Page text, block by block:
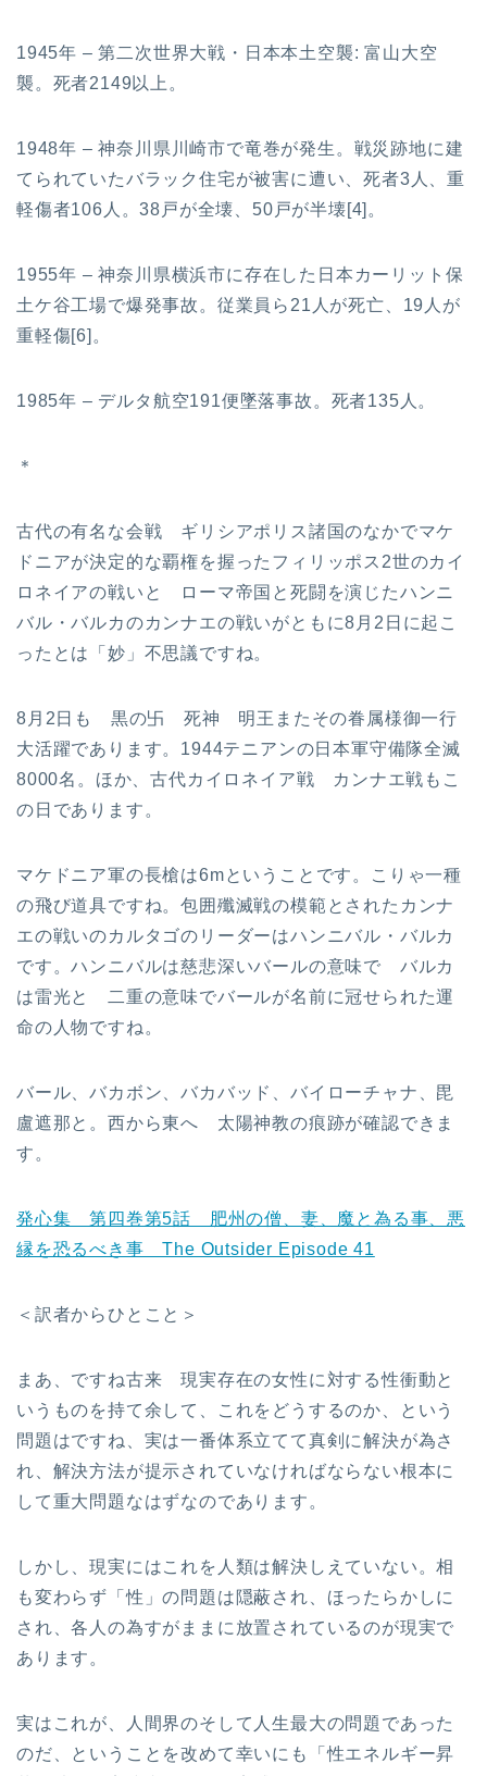
1945年 – 第二次世界大戦・日本本土空襲: 富山大空
襲。死者2149以上。
1948年 – 神奈川県川崎市で竜巻が発生。戦災跡地に建
てられていたバラック住宅が被害に遭い、死者3人、重
軽傷者106人。38戸が全壊、50戸が半壊[4]。
1955年 – 神奈川県横浜市に存在した日本カーリット保
土ケ谷工場で爆発事故。従業員ら21人が死亡、19人が
重軽傷[6]。
1985年 – デルタ航空191便墜落事故。死者135人。
＊
古代の有名な会戦 ギリシアポリス諸国のなかでマケ
ドニアが決定的な覇権を握ったフィリッポス2世のカイ
ロネイアの戦いと ローマ帝国と死闘を演じたハンニ
バル・バルカのカンナエの戦いがともに8月2日に起こ
ったとは「妙」不思議ですね。
8月2日も 黒の卐 死神 明王またその眷属様御一行
大活躍であります。1944テニアンの日本軍守備隊全滅
8000名。ほか、古代カイロネイア戦 カンナエ戦もこ
の日であります。
マケドニア軍の長槍は6mということです。こりゃ一種
の飛び道具ですね。包囲殲滅戦の模範とされたカンナ
エの戦いのカルタゴのリーダーはハンニバル・バルカ
です。ハンニバルは慈悲深いバールの意味で バルカ
は雷光と 二重の意味でバールが名前に冠せられた運
命の人物ですね。
バール、バカボン、バカバッド、バイローチャナ、毘
盧遮那と。西から東へ 太陽神教の痕跡が確認できま
す。
発心集 第四巻第5話 肥州の僧、妻、魔と為る事、悪
縁を恐るべき事 The Outsider Episode 41
＜訳者からひとこと＞
まあ、ですね古来 現実存在の女性に対する性衝動と
いうものを持て余して、これをどうするのか、という
問題はですね、実は一番体系立てて真剣に解決が為さ
れ、解決方法が提示されていなければならない根本に
して重大問題なはずなのであります。
しかし、現実にはこれを人類は解決しえていない。相
も変わらず「性」の問題は隠蔽され、ほったらかしに
され、各人の為すがままに放置されているのが現実で
あります。
実はこれが、人間界のそして人生最大の問題であった
のだ、ということを改めて幸いにも「性エネルギー昇